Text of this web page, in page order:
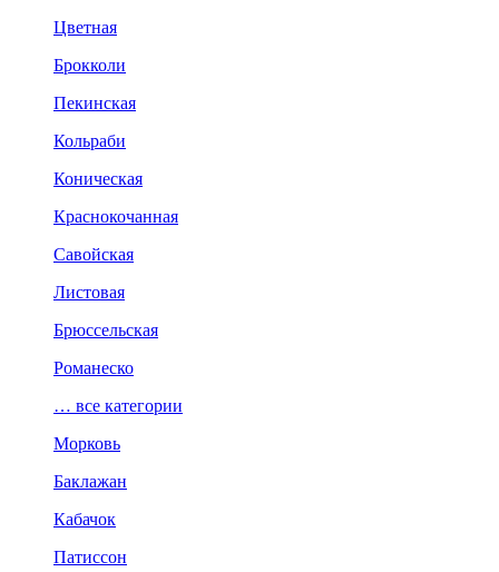
Цветная
Брокколи
Пекинская
Кольраби
Коническая
Краснокочанная
Савойская
Листовая
Брюссельская
Романеско
… все категории
Морковь
Баклажан
Кабачок
Патиссон